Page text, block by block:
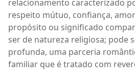
relacionamento caracterizado
respeito mútuo, confiança,
propósito ou significado
ser de natureza religiosa; pode
profunda, uma parceria
familiar que é tratado com